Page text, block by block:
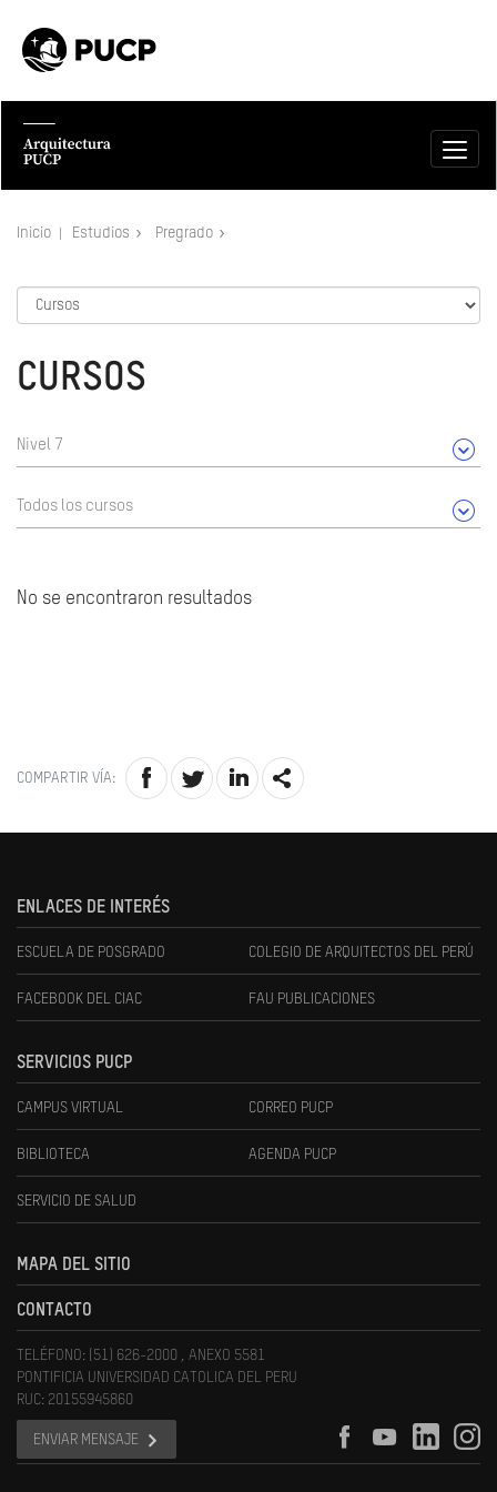
Inicio Estudios Pregrado
CURSOS
Nivel 7
Todos los cursos
No se encontraron resultados
COMPARTIR VÍA:
ENLACES DE INTERÉS
ESCUELA DE POSGRADO COLEGIO DE ARQUITECTOS DEL PERÚ
FACEBOOK DEL CIAC FAU PUBLICACIONES
SERVICIOS PUCP
CAMPUS VIRTUAL CORREO PUCP
BIBLIOTECA AGENDA PUCP
SERVICIO DE SALUD
MAPA DEL SITIO
CONTACTO
TELÉFONO: (51) 626-2000 , ANEXO 5581
PONTIFICIA UNIVERSIDAD CATOLICA DEL PERU
RUC: 20155945860
ENVIAR MENSAJE